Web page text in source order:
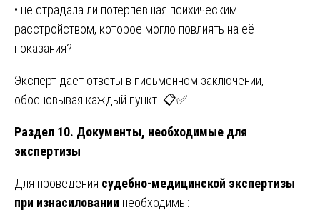
• не страдала ли потерпевшая психическим
расстройством, которое могло повлиять на её
показания?
Эксперт даёт ответы в письменном заключении,
обосновывая каждый пункт. 📋✅
Раздел 10. Документы, необходимые для
экспертизы
Для проведения судебно-медицинской экспертизы
при изнасиловании необходимы: